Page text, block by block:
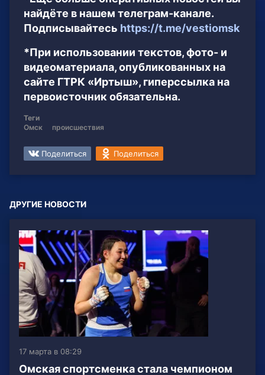
найдёте в нашем телеграм-канале.
Подписывайтесь https://t.me/vestiomsk
*При использовании текстов, фото- и
видеоматериала, опубликованных на
сайте ГТРК «Иртыш», гиперссылка на
первоисточник обязательна.
Теги
Омск
происшествия
Поделиться Поделиться
ДРУГИЕ НОВОСТИ
17 марта в 08:29
Омская спортсменка стала чемпионом